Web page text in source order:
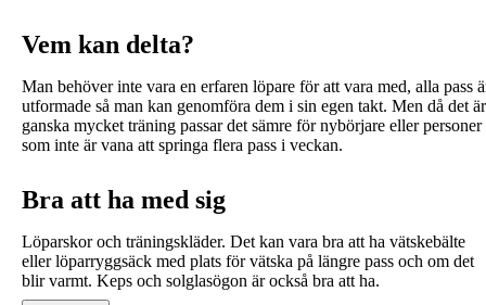
Vem kan delta?
Man behöver inte vara en erfaren löpare för att vara med, alla pass
utformade så man kan genomföra dem i sin egen takt. Men då det är
ganska mycket träning passar det sämre för nybörjare eller personer
som inte är vana att springa flera pass i veckan.
Bra att ha med sig
Löparskor och träningskläder. Det kan vara bra att ha vätskebälte
eller löparryggsäck med plats för vätska på längre pass och om det
blir varmt. Keps och solglasögon är också bra att ha.